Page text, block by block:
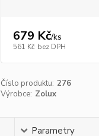
679 Kč/ks
561 Kč bez DPH
Číslo produktu: 276
Výrobce: Zolux
Parametry